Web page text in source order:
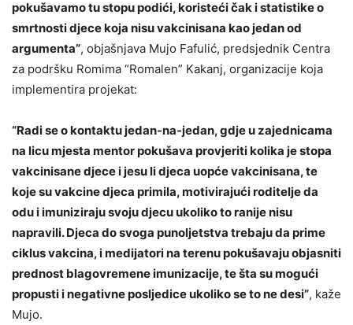
pokušavamo tu stopu podići, koristeći čak i statistike o
smrtnosti djece koja nisu vakcinisana kao jedan od
argumenta”, objašnjava Mujo Fafulić, predsjednik Centra
za podršku Romima “Romalen” Kakanj, organizacije koja
implementira projekat:
“Radi se o kontaktu jedan-na-jedan, gdje u zajednicama
na licu mjesta mentor pokušava provjeriti kolika je stopa
vakcinisane djece i jesu li djeca uopće vakcinisana, te
koje su vakcine djeca primila, motivirajući roditelje da
odu i imuniziraju svoju djecu ukoliko to ranije nisu
napravili. Djeca do svoga punoljetstva trebaju da prime
ciklus vakcina, i medijatori na terenu pokušavaju objasniti
prednost blagovremene imunizacije, te šta su mogući
propusti i negativne posljedice ukoliko se to ne desi”, kaže
Mujo.